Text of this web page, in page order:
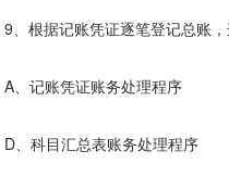
根据记账凭证逐笔登记总账
记账凭证账务处理程序
科目汇总表账务处理程序